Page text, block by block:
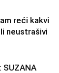
reći kakvi
neustrašivi
SUZANA